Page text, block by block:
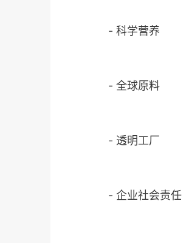
-科学营养
-全球原料
- 企业社会责任
- 透明工厂